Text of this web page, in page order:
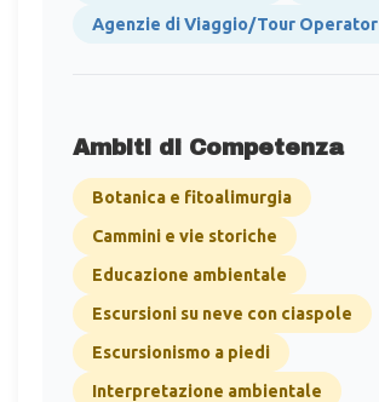
Agenzie di Viaggio/Tour Operator
Ambiti di Competenza
Botanica e fitoalimurgia
Cammini e vie storiche
Educazione ambientale
Escursioni su neve con ciaspole
Escursionismo a piedi
Interpretazione ambientale